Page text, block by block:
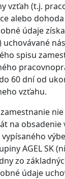
vzťah (t.j.
alebo
údaje
uchovávané
spisu
60 dní od
vzťahu.
na obsadenie
AGEL SK
zo
údaje